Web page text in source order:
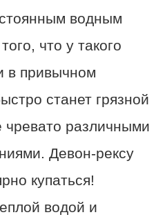
водным
что у такого
в привычном
станет грязной
чревато различными
Девон-рексу
купаться!
водой и